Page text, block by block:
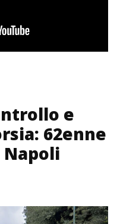
e
62enne
Napoli